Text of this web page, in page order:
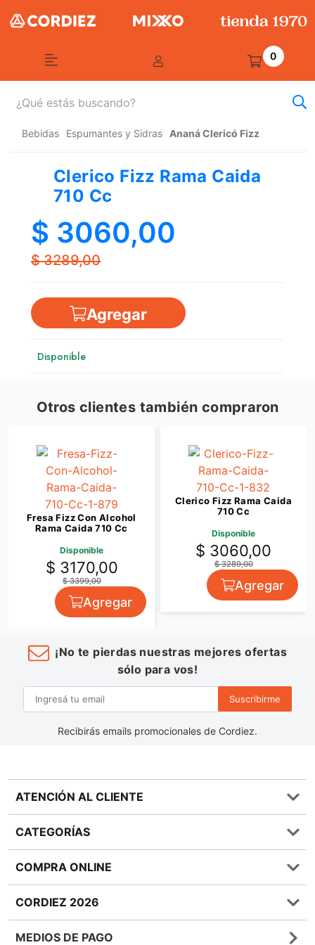
0
Bebidas Espumantes y Sidras Ananá Clericó Fizz
Clerico Fizz Rama Caida
710 Cc
$ 3060,00
$ 3289,00
Agregar
Disponible
Otros clientes también compraron
Fresa Fizz Con Alcohol
Rama Caida 710 Cc
Disponible
$ 3170,00
$ 3399,00
Agregar
Clerico Fizz Rama Caida
710 Cc
Disponible
$ 3060,00
$ 3289,00
Agregar
¡No te pierdas nuestras mejores ofertas
sólo para vos!
Suscribirme
Recibirás emails promocionales de Cordiez.
ATENCIÓN AL CLIENTE
Preguntas frecuentes
0810 555 1970
Términos y condiciones
Política de Devoluciones
Bases y Condiciones de Sorteos
CATEGORÍAS
Bebidas
Lácteos
COMPRA ONLINE
Métodos de entrega
CORDIEZ 2026
MEDIOS DE PAGO